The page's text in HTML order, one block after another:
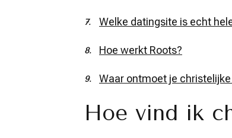
Welke datingsite is echt
Hoe werkt Roots?
Waar ontmoet je
Hoe vind ik